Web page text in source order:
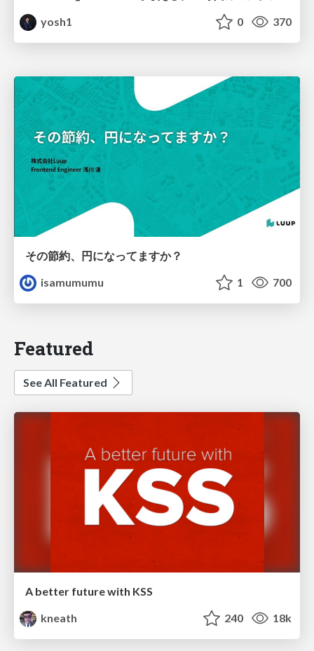
yosh1
0 370
その節約、円になってますか？
isamumumu
1 700
Featured
See All Featured
A better future with KSS
kneath
240 18k